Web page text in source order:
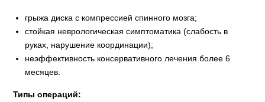
грыжа диска с компрессией спинного мозга;
стойкая неврологическая симптоматика (слабость в
руках, нарушение координации);
неэффективность консервативного лечения более 6
месяцев.
Типы операций: